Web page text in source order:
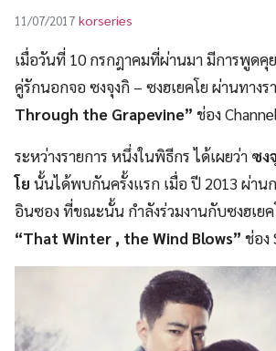
11/07/2017 korseries
เมื่อวันที่ 10 กรกฎาคมที่ผ่านมา มีการพูดคุ
คู่รักนอกจอ ซงจุงกิ – ซงฮเยคโย ผ่านทางร
Through the Grapevine” ช่อง
ระหว่างรายการ หนึ่งในพิธีกร ได้เผยว่า ซง
โย นั้นได้พบกันครั้งแรก เมื่อ ปี 2013 ผ่าน
อินซอง ที่ขณะนั้น กำลังร่วมงานกับซงฮเยค
“That Winter , the Wind Blows” ช่อง